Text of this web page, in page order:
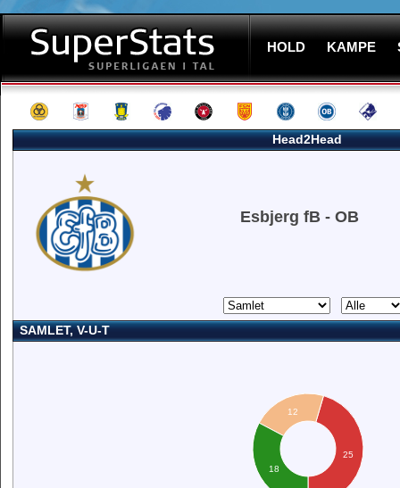
HOLD KAMPE
Head2Head
Esbjerg fB - OB
SAMLET, V-U-T
25
12
18